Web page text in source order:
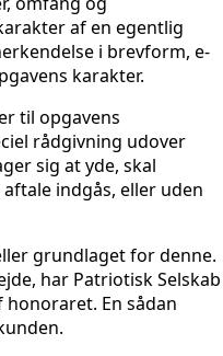
af en egentlig
i brevform, e-
karakter.
til opgavens
rådgivning udover
sig at yde, skal
indgås, eller uden
grundlaget for denne.
har Patriotisk Selskab
En sådan